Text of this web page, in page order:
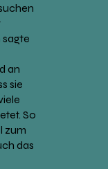
sagte
an
sie
So
zum
das